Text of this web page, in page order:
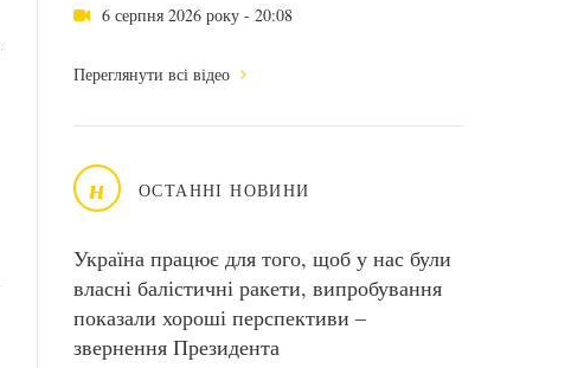
6 серпня 2026 року - 20:08
Переглянути всі відео
н ОСТАННІ НОВИНИ
Україна працює для того, щоб у нас були
власні балістичні ракети, випробування
показали хороші перспективи –
звернення Президента